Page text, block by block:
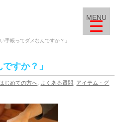
い手帳ってダメなんですか？」
すか？」
じめての方へ よくある質問
アイテム・グ
MENU